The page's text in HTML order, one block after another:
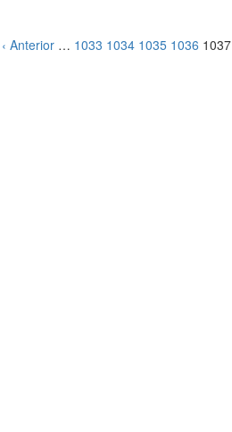
‹ Anterior … 1033 1034 1035 1036 1037